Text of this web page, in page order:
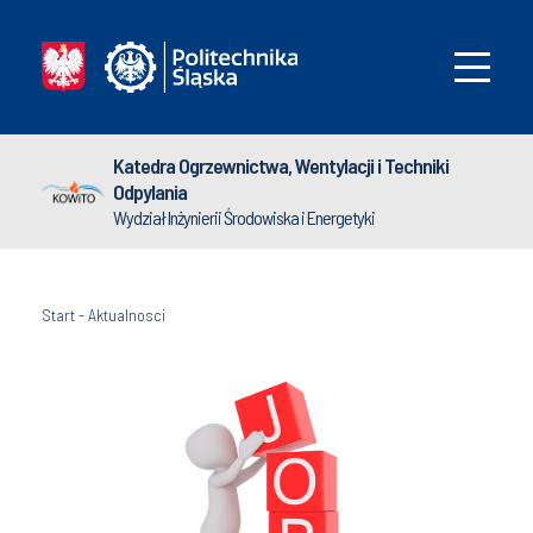
Katedra Ogrzewnictwa, Wentylacji i Techniki
Odpylania
Wydział Inżynierii Środowiska i Energetyki
Start-Aktualnosci